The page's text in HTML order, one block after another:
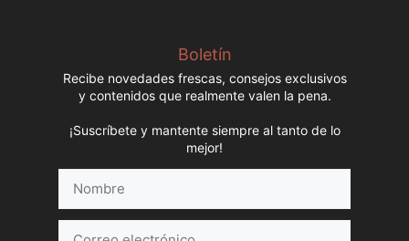
Boletín
Recibe novedades frescas, consejos exclusivos
y contenidos que realmente valen la pena.
¡Suscríbete y mantente siempre al tanto de lo
mejor!